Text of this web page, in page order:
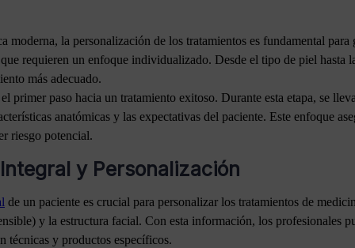
moderna, la personalización de los tratamientos es fundamental
requieren un enfoque individualizado. Desde el tipo de piel hasta
más adecuado.
primer paso hacia un tratamiento exitoso. Durante esta etapa, se
anatómicas y las expectativas del paciente. Este enfoque
riesgo potencial.
y Personalización
de un paciente es crucial para personalizar los tratamientos de
y la estructura facial. Con esta información, los profesionales
técnicas y productos específicos.